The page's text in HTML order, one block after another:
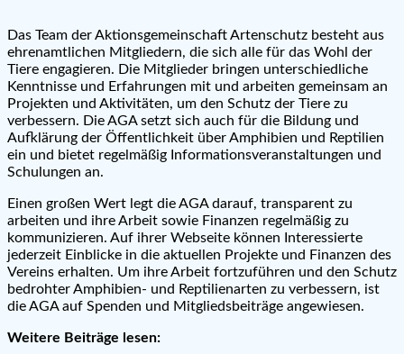
Das Team der Aktionsgemeinschaft Artenschutz besteht aus
ehrenamtlichen Mitgliedern, die sich alle für das Wohl der
Tiere engagieren. Die Mitglieder bringen unterschiedliche
Kenntnisse und Erfahrungen mit und arbeiten gemeinsam an
Projekten und Aktivitäten, um den Schutz der Tiere zu
verbessern. Die AGA setzt sich auch für die Bildung und
Aufklärung der Öffentlichkeit über Amphibien und Reptilien
ein und bietet regelmäßig Informationsveranstaltungen und
Schulungen an.
Einen großen Wert legt die AGA darauf, transparent zu
arbeiten und ihre Arbeit sowie Finanzen regelmäßig zu
kommunizieren. Auf ihrer Webseite können Interessierte
jederzeit Einblicke in die aktuellen Projekte und Finanzen des
Vereins erhalten. Um ihre Arbeit fortzuführen und den Schutz
bedrohter Amphibien- und Reptilienarten zu verbessern, ist
die AGA auf Spenden und Mitgliedsbeiträge angewiesen.
Weitere Beiträge lesen: